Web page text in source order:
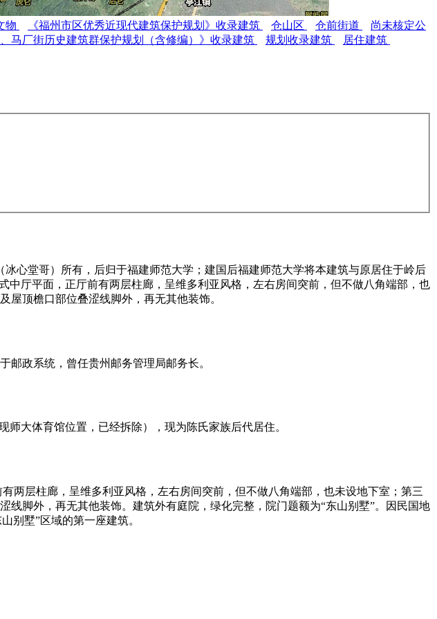
物 《福州市区优秀近现代建筑保护规划》收录建筑 仓山区 仓前街道
尚未核定公
、马厂街历史建筑群保护规划（含修编）》收录建筑 规划收录建筑
居住建筑
心堂哥）所有，后归于福建师范大学；建国后福建师范大学将本建筑与原居住于岭后
厅平面，正厅前有两层柱廊，呈维多利亚风格，左右房间突前，但不做八角端部，也
屋顶檐口部位叠涩线脚外，再无其他装饰。
邮政系统，曾任贵州邮务管理局邮务长。
师大体育馆位置，已经拆除），现为陈氏家族后代居住。
两层柱廊，呈维多利亚风格，左右房间突前，但不做八角端部，也未设地下室；第三
脚外，再无其他装饰。建筑外有庭院，绿化完整，院门题额为“东山别墅”。因民国地
别墅”区域的第一座建筑。